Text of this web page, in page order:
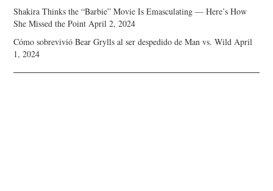
Shakira Thinks the “Barbie” Movie Is Emasculating — Here’s How
She Missed the Point April 2, 2024
Cómo sobrevivió Bear Grylls al ser despedido de Man vs. Wild April
1, 2024